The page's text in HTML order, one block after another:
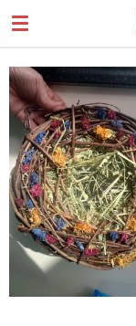
Ga
direct
naar
de
hoofdinhoud